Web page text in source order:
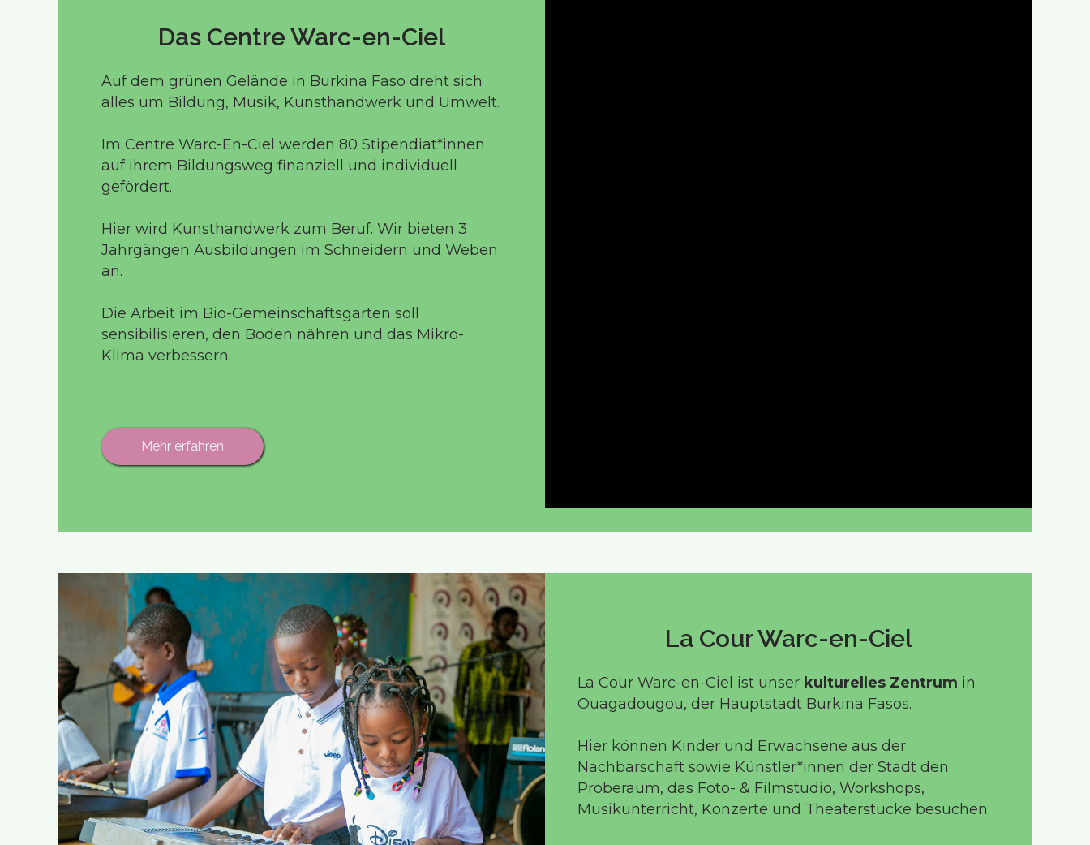
Das Centre Warc-en-Ciel
Auf dem grünen Gelände in Burkina Faso dreht sich
alles um Bildung, Musik, Kunsthandwerk und Umwelt.
Im Centre Warc-En-Ciel werden 80 Stipendiat*innen
auf ihrem Bildungsweg finanziell und individuell
gefördert.
Hier wird Kunsthandwerk zum Beruf. Wir bieten 3
Jahrgängen Ausbildungen im Schneidern und Weben
an.
Die Arbeit im Bio-Gemeinschaftsgarten soll
sensibilisieren, den Boden nähren und das Mikro-
Klima verbessern.
Mehr erfahren
La Cour Warc-en-Ciel
La Cour Warc-en-Ciel ist unser kulturelles Zentrum in
Ouagadougou, der Hauptstadt Burkina Fasos.
Hier können Kinder und Erwachsene aus der
Nachbarschaft sowie Künstler*innen der Stadt den
Proberaum, das Foto- & Filmstudio, Workshops,
Musikunterricht, Konzerte und Theaterstücke besuchen.